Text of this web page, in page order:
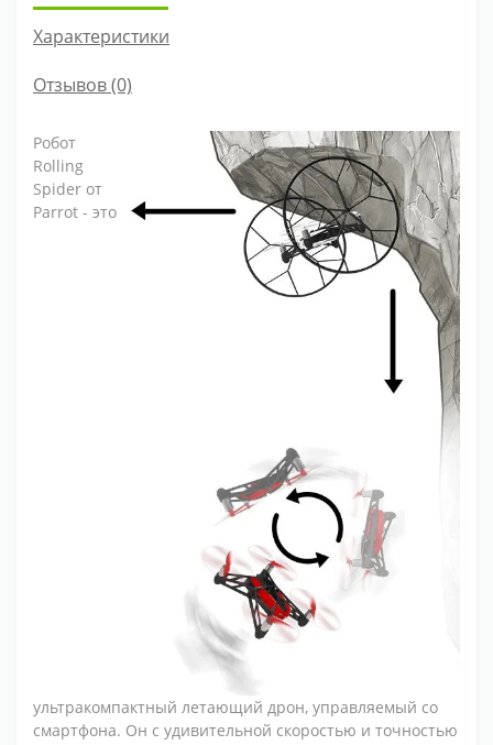
Характеристики
Отзывов (0)
Робот
Rolling
Spider от
Parrot - это
ультракомпактный летающий дрон, управляемый со
смартфона. Он с удивительной скоростью и точностью